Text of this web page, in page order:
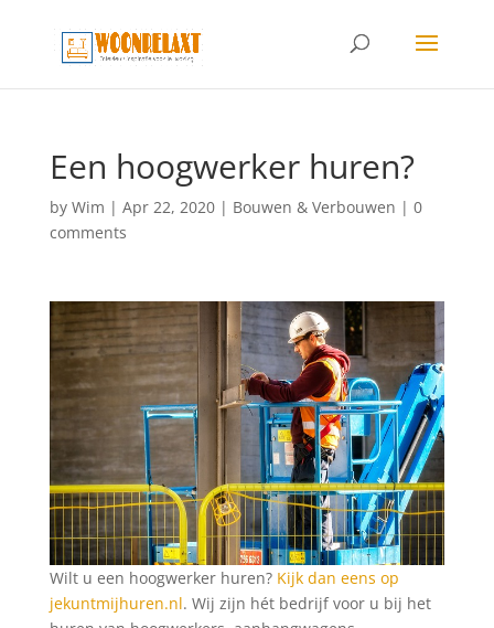
Een hoogwerker huren?
by Wim | Apr 22, 2020| Bouwen & Verbouwen | 0
comments
Wilt u een hoogwerker huren? Kijk dan eens op
jekuntmijhuren.nl. Wij zijn hét bedrijf voor u bij het